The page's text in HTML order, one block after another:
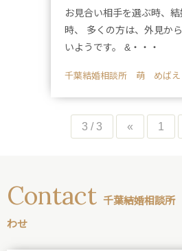
お見合い相手を選ぶ時、
時、 多くの方は、外見か
いようです。 &・・・
千葉結婚相談所 萌 めばえ
3 / 3 « 1
Contact 千葉結婚相談
わせ